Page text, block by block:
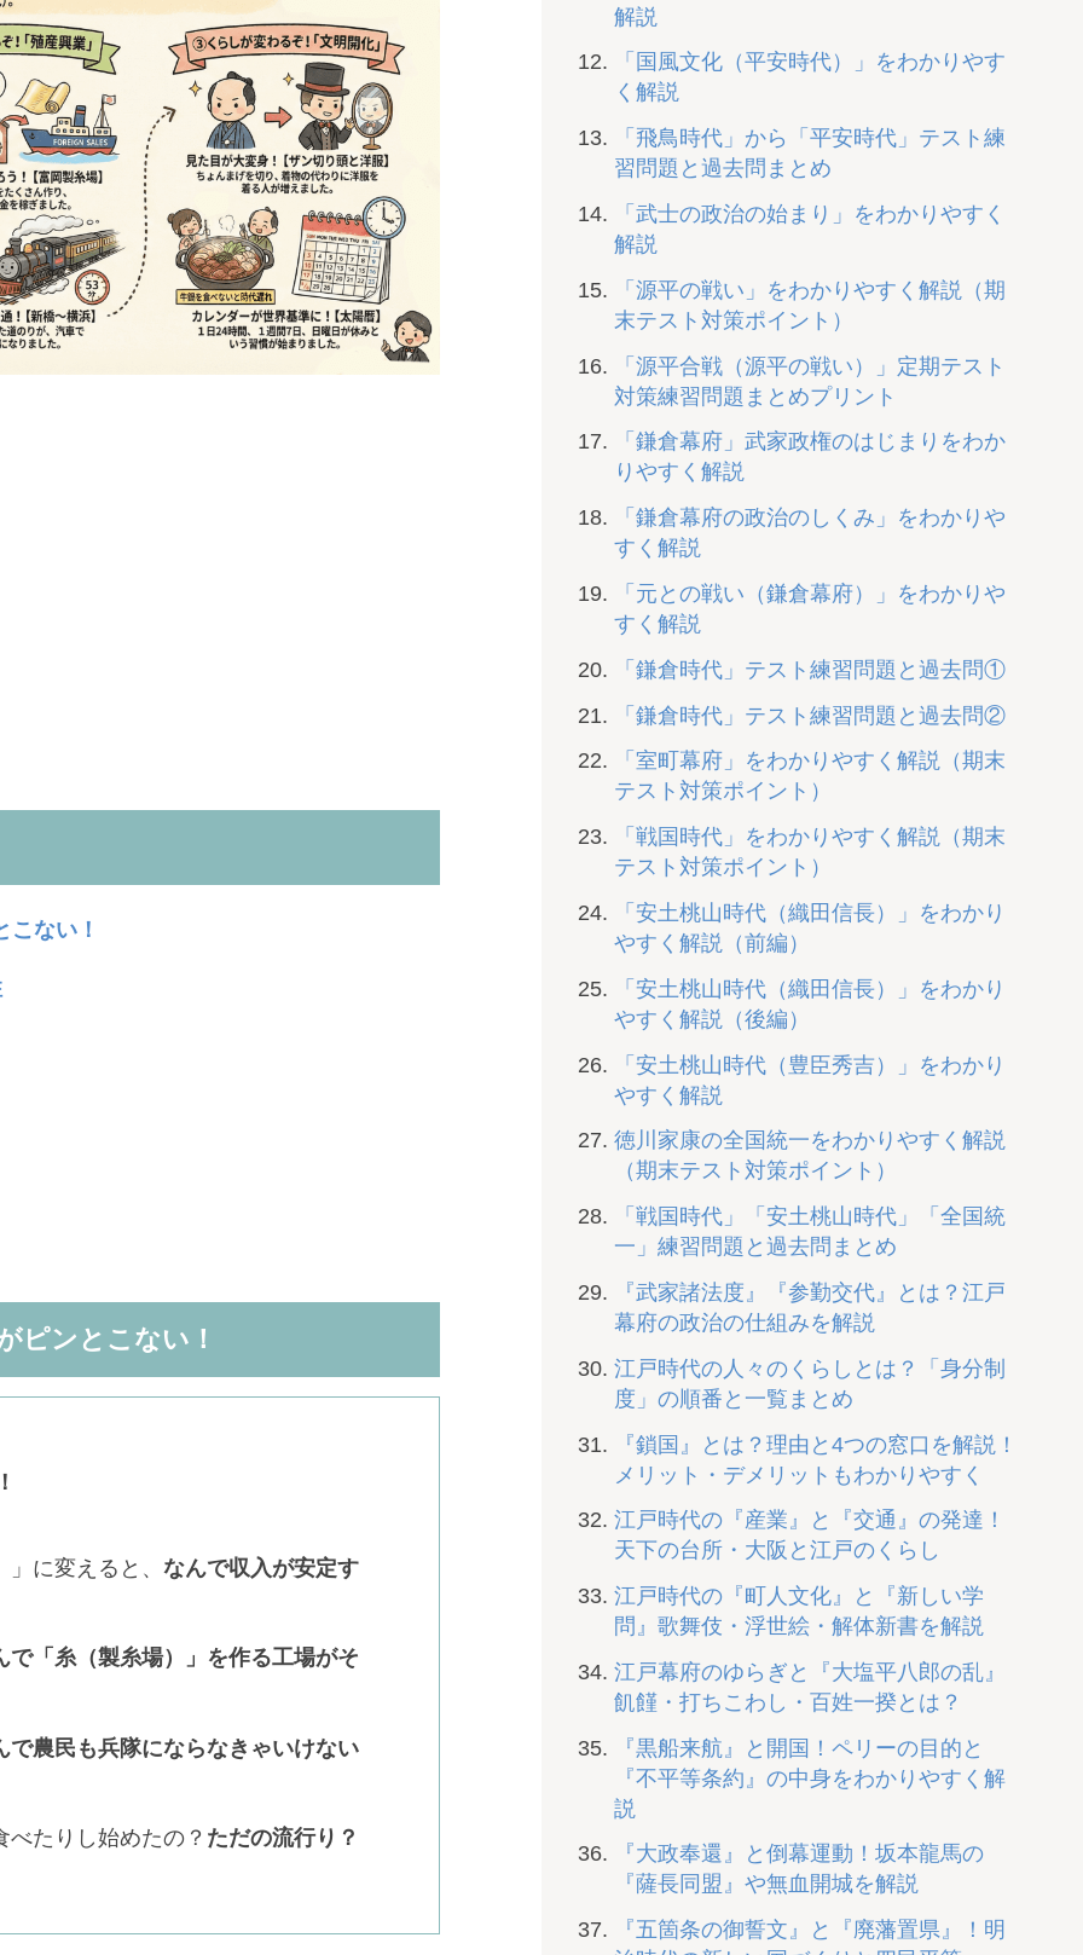
ない！
ピンとこない！
に変えると、 なんで収入が安定す
で「糸（製糸場）」を作る工場がそ
で農民も兵隊にならなきゃいけない
たりし始めたの？ ただの流行り？
解説
「国風文化（平安時代）」をわかりやす
く解説
「飛鳥時代」から「平安時代」テスト練
習問題と過去問まとめ
「武士の政治の始まり」をわかりやすく
解説
「源平の戦い」をわかりやすく解説（期
末テスト対策ポイント）
「源平合戦（源平の戦い）」定期テスト
対策練習問題まとめプリント
「鎌倉幕府」武家政権のはじまりをわか
りやすく解説
「鎌倉幕府の政治のしくみ」をわかりや
すく解説
「元との戦い（鎌倉幕府）」をわかりや
すく解説
「鎌倉時代」テスト練習問題と過去問①
「鎌倉時代」テスト練習問題と過去問②
「室町幕府」をわかりやすく解説（期末
テスト対策ポイント）
「戦国時代」をわかりやすく解説（期末
テスト対策ポイント）
「安土桃山時代（織田信長）」をわかり
やすく解説（前編）
「安土桃山時代（織田信長）」をわかり
やすく解説（後編）
「安土桃山時代（豊臣秀吉）」をわかり
やすく解説
徳川家康の全国統一をわかりやすく解説
（期末テスト対策ポイント）
「戦国時代」「安土桃山時代」「全国統
一」練習問題と過去問まとめ
『武家諸法度』『参勤交代』とは？江戸
幕府の政治の仕組みを解説
江戸時代の人々のくらしとは？「身分制
度」の順番と一覧まとめ
『鎖国』とは？理由と4つの窓口を解説！
メリット・デメリットもわかりやすく
江戸時代の『産業』と『交通』の発達！
天下の台所・大阪と江戸のくらし
江戸時代の『町人文化』と『新しい学
問』歌舞伎・浮世絵・解体新書を解説
江戸幕府のゆらぎと『大塩平八郎の乱』
飢饉・打ちこわし・百姓一揆とは？
『黒船来航』と開国！ペリーの目的と
『不平等条約』の中身をわかりやすく解
説
『大政奉還』と倒幕運動！坂本龍馬の
『薩長同盟』や無血開城を解説
『五箇条の御誓文』と『廃藩置県』！明